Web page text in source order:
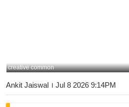
ष्ट्री
य
बि
creative common
Ankit Jaiswal । Jul 8 2026 9:14PM